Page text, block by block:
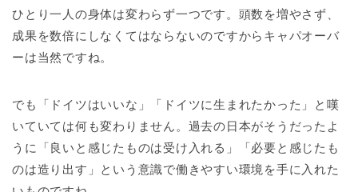
ひとり一人の身体は変わらず一つです。頭数を増やさず、
成果を数倍にしなくてはならないのですからキャパオーバ
ーは当然ですね。
でも「ドイツはいいな」「ドイツに生まれたかった」と嘆
いていては何も変わりません。過去の日本がそうだったよ
うに「良いと感じたものは受け入れる」「必要と感じたも
のは造り出す」という意識で働きやすい環境を手に入れた